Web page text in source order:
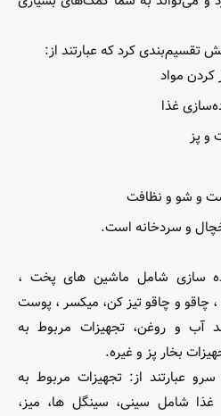
تقسیم‌بندی کرد که عبارتند از:
کردن مواد
غذا
و پز
و شو و نظافت
و سردخانه است.
سازی شامل ماشین های پخت ،
چاقو و چاقو تیز کن، میکسر ، پوست
آب و روغن، تجهیزات مربوط به
بخار پز و غیره.
عبارتند از: تجهیزات مربوط به
غذا شامل سینی، سینگل ها، میز،